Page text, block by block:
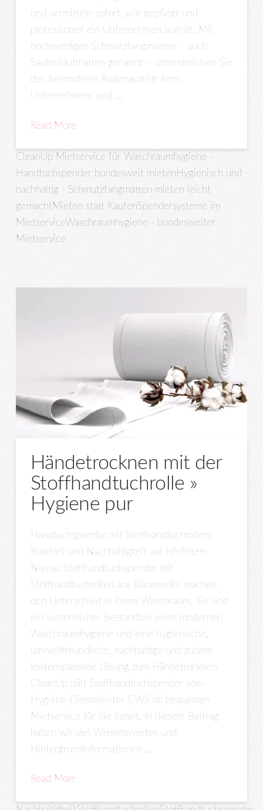
und vermitteln sofort, wie gepflegt und
professionell ein Unternehmen auftritt. Mit
hochwertigen Schmutzfangmatten – auch
Sauberlaufmatten genannt – unterstreichen Sie
den besonderen Außenauftritt Ihres
Unternehmens und …
Read More
CleanUp Mietservice für Waschraumhygiene –
Handtuchspender bundesweit mietenHygienisch und
nachhaltig - Schmutzfangmatten mieten leicht
gemachtMieten statt KaufenSpendersysteme im
MietserviceWaschraumhygiene - bundesweiter
Mietservice
Händetrocknen mit der
Stoffhandtuchrolle »
Hygiene pur
Handtuchspender mit Stoffhandtuchrollen:
Komfort und Nachhaltigkeit auf höchstem
Niveau Stoffhandtuchspender mit
Stoffhandtuchrollen aus Baumwolle machen
den Unterschied in Ihrem Waschraum. Sie sind
ein wesentlicher Bestandteil einer modernen
Waschraumhygiene und eine hygienische,
umweltfreundliche, nachhaltige und zudem
kostensparende Lösung zum Händetrocknen.
CleanUp hält Stoffhandtuchspender vom
Hygiene-Dienstleister CWS im bequemen
Mietservice für Sie bereit. In diesem Beitrag
haben wir viel Wissenswertes und
Hintergrundinformationen …
Read More